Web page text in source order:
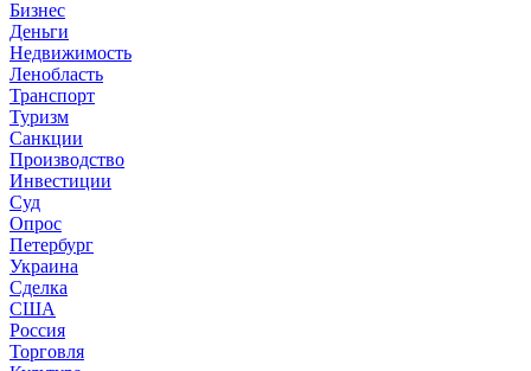
Бизнес
Деньги
Недвижимость
Ленобласть
Транспорт
Туризм
Санкции
Производство
Инвестиции
Суд
Опрос
Петербург
Украина
Сделка
США
Россия
Торговля